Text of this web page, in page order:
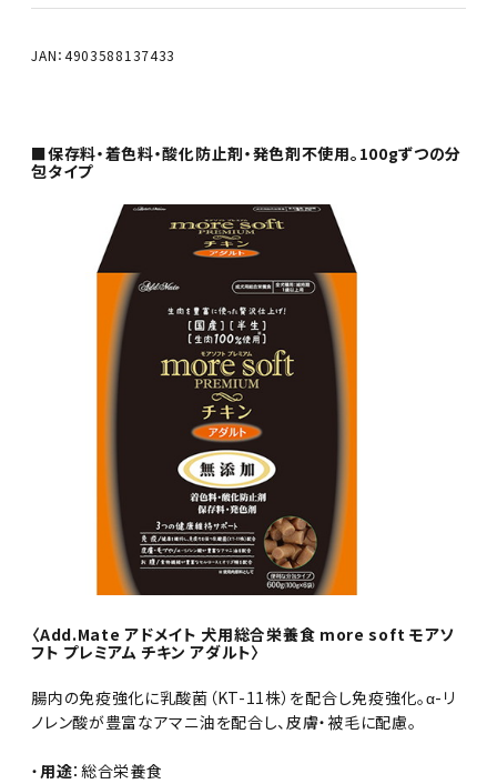
JAN：4903588137433
■保存料・着色料・酸化防止剤・発色剤不使用。100gずつの分
包タイプ
〈Add.Mate アドメイト 犬用総合栄養食 more soft モアソ
フト プレミアム チキン アダルト〉
腸内の免疫強化に乳酸菌（KT-11株）を配合し免疫強化。α-リ
ノレン酸が豊富なアマニ油を配合し、皮膚・被毛に配慮。
・用途：総合栄養食